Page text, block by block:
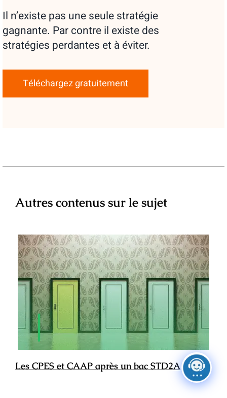
Il n’existe pas une seule stratégie
gagnante. Par contre il existe des
stratégies perdantes et à éviter.
Téléchargez gratuitement
Autres contenus sur le sujet
Les CPES et CAAP après un bac STD2A